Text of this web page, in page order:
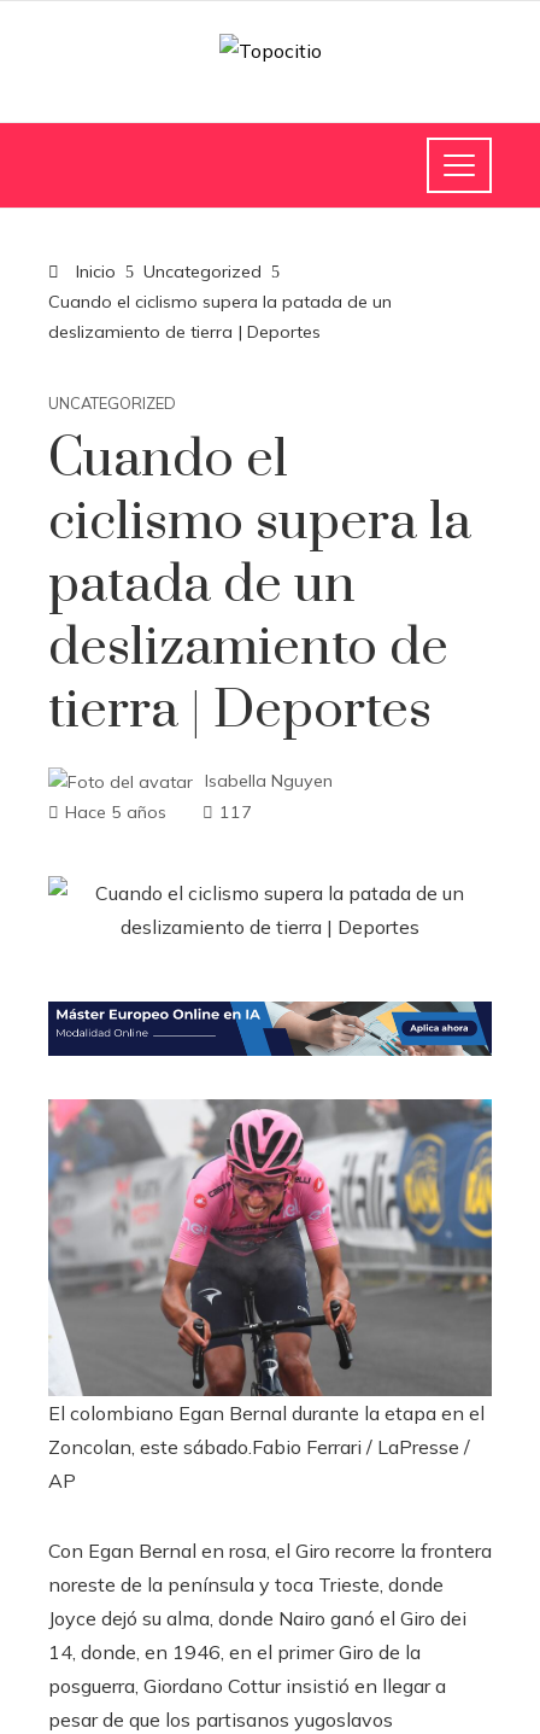
Inicio
Uncategorized
Cuando el ciclismo supera la patada de un
deslizamiento de tierra | Deportes
UNCATEGORIZED
Cuando el
ciclismo supera la
patada de un
deslizamiento de
tierra | Deportes
Isabella Nguyen
Hace 5 años
117
El colombiano Egan Bernal durante la etapa en el
Zoncolan, este sábado. Fabio Ferrari / LaPresse /
AP
Con Egan Bernal en rosa, el Giro recorre la frontera
noreste de la península y toca Trieste, donde
Joyce dejó su alma, donde Nairo ganó el Giro dei
14, donde, en 1946, en el primer Giro de la
posguerra, Giordano Cottur insistió en llegar a
pesar de que los partisanos yugoslavos